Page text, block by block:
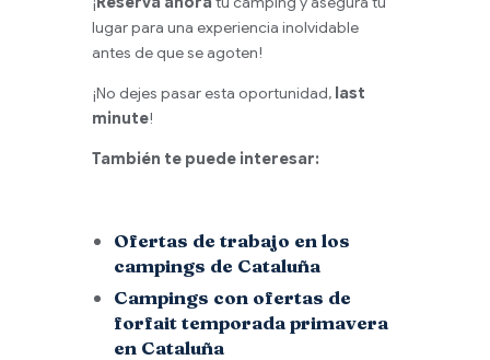
lugar para una experiencia inolvidable
antes de que se agoten!
¡No dejes pasar esta oportunidad, last
minute!
También te puede interesar:
Ofertas de trabajo en los
campings de Cataluña
Campings con ofertas de
forfait temporada primavera
en Cataluña